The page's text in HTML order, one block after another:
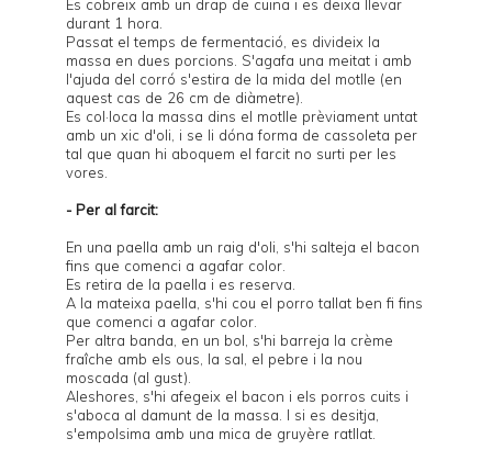
Es cobreix amb un drap de cuina i es deixa llevar
durant 1 hora.
Passat el temps de fermentació, es divideix la
massa en dues porcions. S'agafa una meitat i amb
l'ajuda del corró s'estira de la mida del motlle (en
aquest cas de 26 cm de diàmetre).
Es col·loca la massa dins el motlle prèviament untat
amb un xic d'oli, i se li dóna forma de cassoleta per
tal que quan hi aboquem el farcit no surti per les
vores.
- Per al farcit:
En una paella amb un raig d'oli, s'hi salteja el bacon
fins que comenci a agafar color.
Es retira de la paella i es reserva.
A la mateixa paella, s'hi cou el porro tallat ben fi fins
que comenci a agafar color.
Per altra banda, en un bol, s'hi barreja la crème
fraîche amb els ous, la sal, el pebre i la nou
moscada (al gust).
Aleshores, s'hi afegeix el bacon i els porros cuits i
s'aboca al damunt de la massa. I si es desitja,
s'empolsima amb una mica de gruyère ratllat.